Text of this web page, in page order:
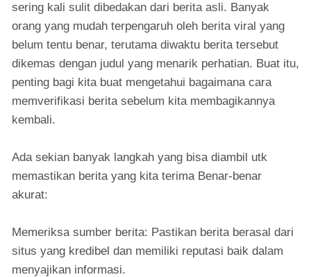
sering kali sulit dibedakan dari berita asli. Banyak
orang yang mudah terpengaruh oleh berita viral yang
belum tentu benar, terutama diwaktu berita tersebut
dikemas dengan judul yang menarik perhatian. Buat itu,
penting bagi kita buat mengetahui bagaimana cara
memverifikasi berita sebelum kita membagikannya
kembali.
Ada sekian banyak langkah yang bisa diambil utk
memastikan berita yang kita terima Benar-benar
akurat:
Memeriksa sumber berita: Pastikan berita berasal dari
situs yang kredibel dan memiliki reputasi baik dalam
menyajikan informasi.